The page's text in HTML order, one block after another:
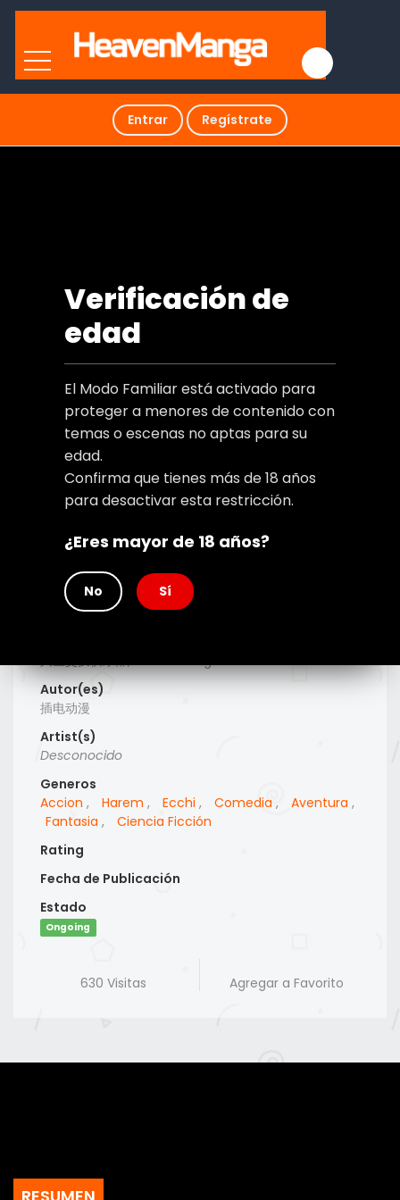
Entrar Regístrate
Verificación de
edad
El Modo Familiar está activado para
proteger a menores de contenido con
temas o escenas no aptas para su
edad.
Confirma que tienes más de 18 años
para desactivar esta restricción.
¿Eres mayor de 18 años?
No Sí
Type
Manhua
人生交换俱乐部, Life Exchange Club
Autor(es)
插电动漫
Artist(s)
Desconocido
Generos
Accion , Harem , Ecchi , Comedia , Aventura ,
Fantasia ,
Ciencia Ficción
Rating
Fecha de Publicación
Estado
Ongoing
630 Visitas Agregar a Favorito